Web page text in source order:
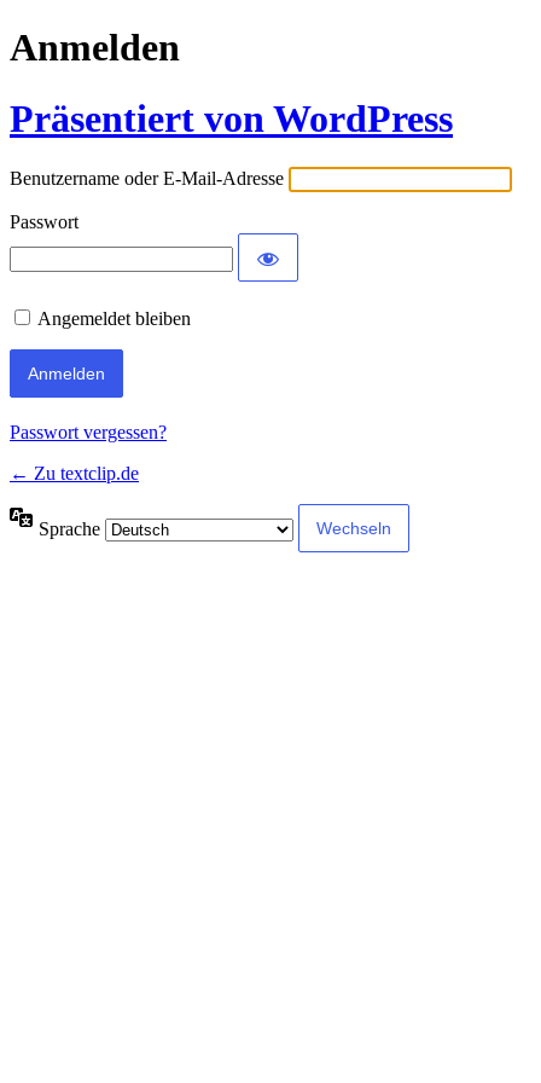
Anmelden
Präsentiert von WordPress
Benutzername oder E-Mail-Adresse
Passwort
Angemeldet bleiben
Passwort vergessen?
← Zu textclip.de
Sprache